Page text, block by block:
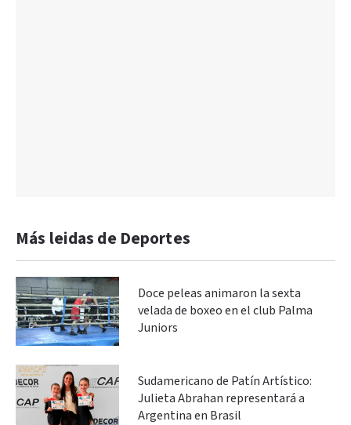
Más leidas de Deportes
Doce peleas animaron la sexta
velada de boxeo en el club Palma
Juniors
Sudamericano de Patín Artístico:
Julieta Abrahan representará a
Argentina en Brasil